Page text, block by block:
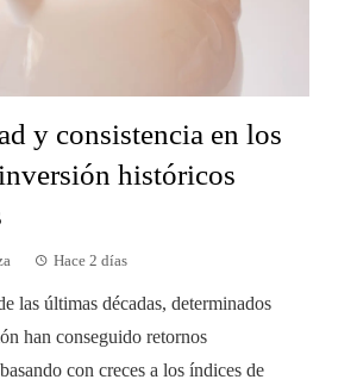
y consistencia en los
históricos
Hace 2 días
las últimas décadas, determinados
han conseguido retornos
con creces a los índices de